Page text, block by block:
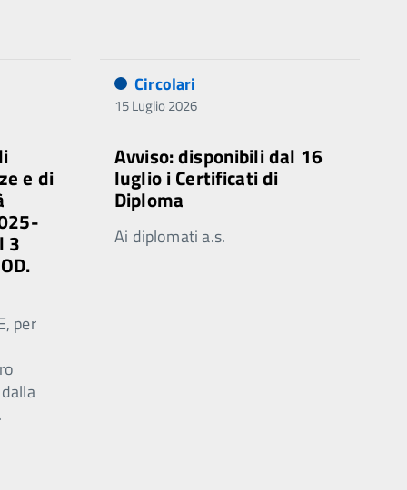
e di
3
per
Circolari
15 Luglio 2026
Avviso: disponibili dal 16
luglio i Certificati di
Diploma
Ai diplomati a.s.